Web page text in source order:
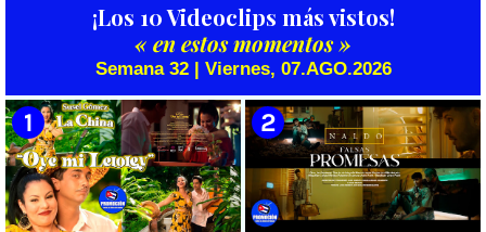
¡Los 10 Videoclips más vistos!
« en estos momentos »
Semana 32 | Viernes, 07.AGO.2026